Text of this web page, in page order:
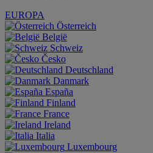
EUROPA
Österreich
België
Schweiz
Česko
Deutschland
Danmark
España
Finland
France
Ireland
Italia
Luxembourg